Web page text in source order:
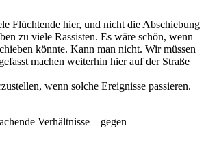
Flüchtende hier, und nicht die Abschiebung
zu viele Rassisten. Es wäre schön, wenn
könnte. Kann man nicht. Wir müssen
machen weiterhin hier auf der Straße
wenn solche Ereignisse passieren.
Verhältnisse – gegen